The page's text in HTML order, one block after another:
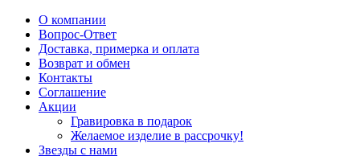
О компании
Вопрос-Ответ
Доставка, примерка и оплата
Возврат и обмен
Контакты
Соглашение
Акции
Гравировка в подарок
Желаемое изделие в рассрочку!
Звезды с нами